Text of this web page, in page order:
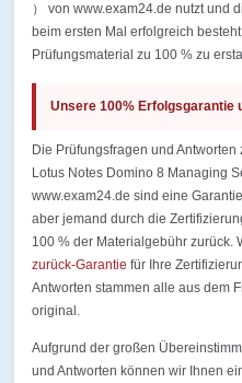
） von www.exam24.de nutzt und
beim ersten Mal erfolgreich
Prüfungsmaterial zu 100 % zu
Unsere 100% Erfolgsgarantie
Die Prüfungsfragen und
Lotus Notes Domino 8 Managing
www.exam24.de sind eine
aber jemand durch die
100 % der Materialgebühr zurück.
zurück-Garantie für Ihre
Antworten stammen alle aus dem
original.
Aufgrund der großen
und Antworten können wir Ihnen